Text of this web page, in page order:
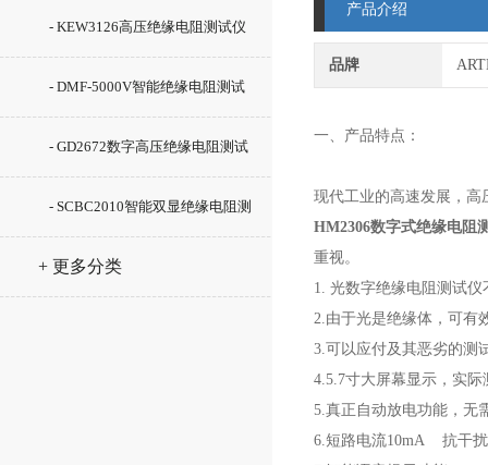
- KEW3126高压绝缘电阻测试仪
- DMF-5000V智能绝缘电阻测试
仪
- GD2672数字高压绝缘电阻测试
仪
- SCBC2010智能双显绝缘电阻测
试仪
+ 更多分类
产品介绍
品牌
一、产品特点：
现代工业的高速发展，高
HM2306数字式绝缘电阻
重视。
1. 光数字绝缘电阻测试
2.由于光是绝缘体，可有
3.可以应付及其恶劣的测
4.5.7寸大屏幕显示，实
5.真正自动放电功能，无
6.短路电流10mA 抗干